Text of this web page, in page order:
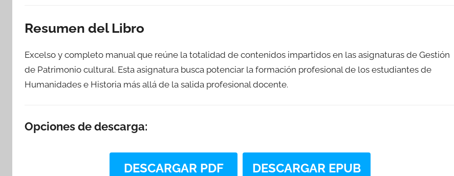
Resumen del Libro
Excelso y completo manual que reúne la totalidad de contenidos impartidos en las asignaturas de Gestión
de Patrimonio cultural. Esta asignatura busca potenciar la formación profesional de los estudiantes de
Humanidades e Historia más allá de la salida profesional docente.
Opciones de descarga:
DESCARGAR PDF DESCARGAR EPUB